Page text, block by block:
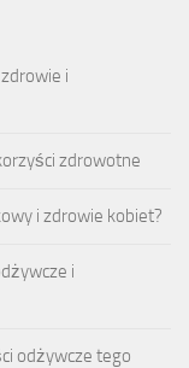
i
zdrowotne
i zdrowie kobiet?
i
odżywcze tego